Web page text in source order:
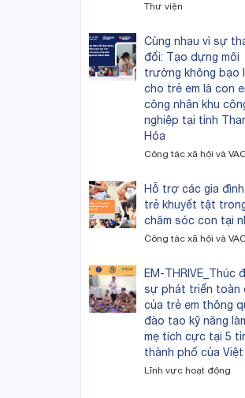
Thư viện
Cùng nhau vì sự
đổi: Tạo dựng môi
trường không bạo
cho trẻ em là con
công nhân khu
nghiệp tại tỉnh
Hóa
Công tác xã hội và
Hỗ trợ các gia
trẻ khuyết tật
chăm sóc con tại
Công tác xã hội và
EM-THRIVE_Thúc
sự phát triển toàn
của trẻ em thông
đào tạo kỹ năng
mẹ tích cực tại 5
thành phố của Việt
Lĩnh vực hoạt động